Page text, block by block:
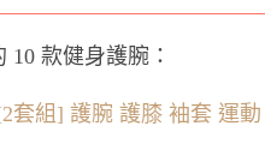
款健身護腕：
套組] 護腕 護膝 袖套 運